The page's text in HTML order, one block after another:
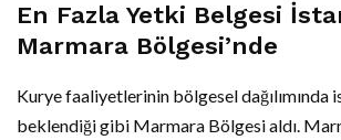
En Fazla Yetki Belgesi
Marmara Bölgesi’nde
Kurye faaliyetlerinin bölgesel dağılımında
beklendiği gibi Marmara Bölgesi aldı.